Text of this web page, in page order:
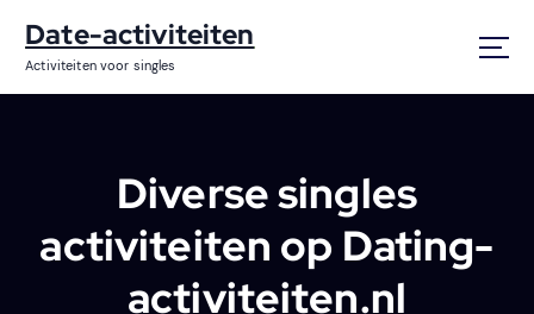
p
Date-activiteiten
Activiteiten voor singles
Diverse singles
activiteiten op Dating-
activiteiten.nl